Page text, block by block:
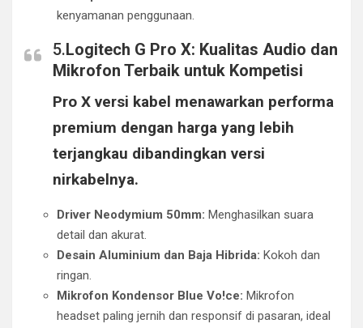
kenyamanan penggunaan.
5.Logitech G Pro X: Kualitas Audio dan
Mikrofon Terbaik untuk Kompetisi
Pro X versi kabel menawarkan performa
premium dengan harga yang lebih
terjangkau dibandingkan versi
nirkabelnya.
Driver Neodymium 50mm: Menghasilkan suara
detail dan akurat.
Desain Aluminium dan Baja Hibrida: Kokoh dan
ringan.
Mikrofon Kondensor Blue Vo!ce: Mikrofon
headset paling jernih dan responsif di pasaran, ideal